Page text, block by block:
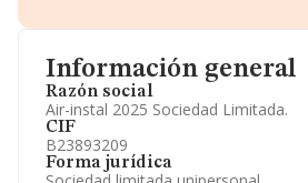
Información general
Razón social
Air-instal 2025 Sociedad Limitada.
CIF
B23893209
Forma jurídica
Información oficial y registral